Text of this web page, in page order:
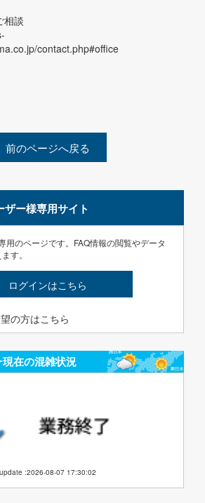
相談
contact.php#office
前のページへ戻る
ー様専用サイト
用のページです。FAQ情報の閲覧やデータ
す。
ログインはこちら
の方はこちら
在の混雑状況
update :2026-08-07 17:30:02